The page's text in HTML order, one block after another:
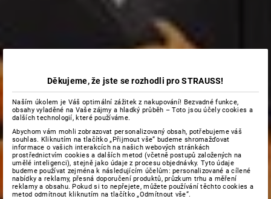
Děkujeme, že jste se rozhodli pro STRAUSS!
Naším úkolem je Váš optimální zážitek z nakupování! Bezvadné funkce,
obsahy vyladěné na Vaše zájmy a hladký průběh – Toto jsou účely cookies a
dalších technologií, které používáme.
Abychom vám mohli zobrazovat personalizovaný obsah, potřebujeme váš
souhlas. Kliknutím na tlačítko „Přijmout vše“ budeme shromažďovat
informace o vašich interakcích na našich webových stránkách
prostřednictvím cookies a dalších metod (včetně postupů založených na
umělé inteligenci), stejně jako údaje z procesu objednávky. Tyto údaje
budeme používat zejména k následujícím účelům: personalizované a cílené
nabídky a reklamy, přesná doporučení produktů, průzkum trhu a měření
reklamy a obsahu. Pokud si to nepřejete, můžete používání těchto cookies a
metod odmítnout kliknutím na tlačítko „Odmítnout vše“.